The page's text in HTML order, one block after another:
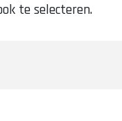
te selecteren.